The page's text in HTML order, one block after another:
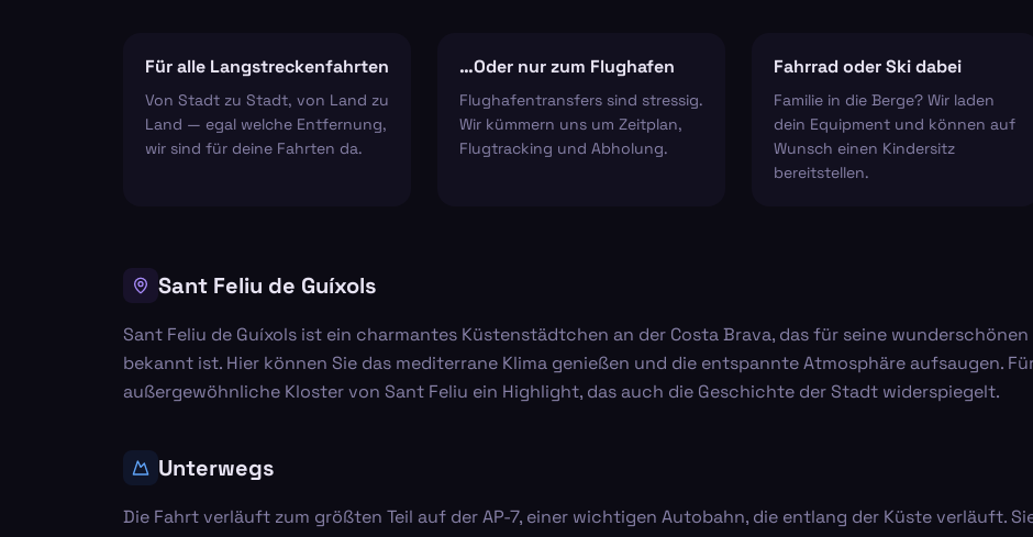
Für alle Langstreckenfahrten
Von Stadt zu Stadt, von Land zu
Land — egal welche Entfernung,
wir sind für deine Fahrten da.
…Oder nur zum Flughafen
Flughafentransfers sind stressig.
Wir kümmern uns um Zeitplan,
Flugtracking und Abholung.
Fahrrad oder Ski dabei
Familie in die Berge? Wir laden
dein Equipment und können auf
Wunsch einen Kindersitz
bereitstellen.
Sant Feliu de Guíxols
Sant Feliu de Guíxols ist ein charmantes Küstenstädtchen an der Costa Brava, das für seine
bekannt ist. Hier können Sie das mediterrane Klima genießen und die entspannte Atmosphäre aufsaugen.
außergewöhnliche Kloster von Sant Feliu ein Highlight, das auch die Geschichte der Stadt widerspiegelt.
Unterwegs
Die Fahrt verläuft zum größten Teil auf der AP-7, einer wichtigen Autobahn, die entlang der Küste verläuft.